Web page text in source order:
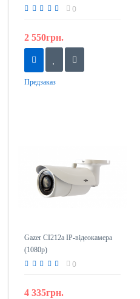
0
2 550грн.
Предзаказ
Gazer CI212a IP-відеокамера
(1080p)
0
4 335грн.